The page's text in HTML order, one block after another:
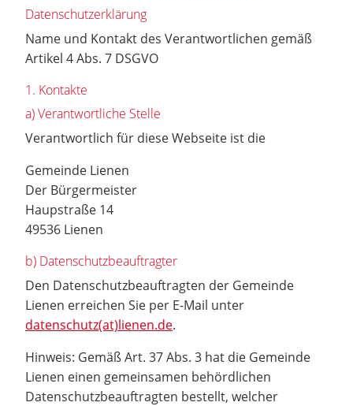
Datenschutzerklärung
Name und Kontakt des Verantwortlichen gemäß
Artikel 4 Abs. 7 DSGVO
1. Kontakte
a) Verantwortliche Stelle
Verantwortlich für diese Webseite ist die
Gemeinde Lienen
Der Bürgermeister
Haupstraße 14
49536 Lienen
b) Datenschutzbeauftragter
Den Datenschutzbeauftragten der Gemeinde
Lienen erreichen Sie per E-Mail unter
datenschutz(at)lienen.de.
Hinweis: Gemäß Art. 37 Abs. 3 hat die Gemeinde
Lienen einen gemeinsamen behördlichen
Datenschutzbeauftragten bestellt, welcher